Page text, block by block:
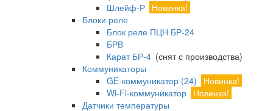
Шлейф-Р Новинка!
Блоки реле
Блок реле ПЦН БР-24
БРВ
Карат БР-4 (снят с производства)
Коммуникаторы
GE-коммуникатор (24)
Новинка!
Wi-Fi-коммуникатор Новинка!
Датчики температуры